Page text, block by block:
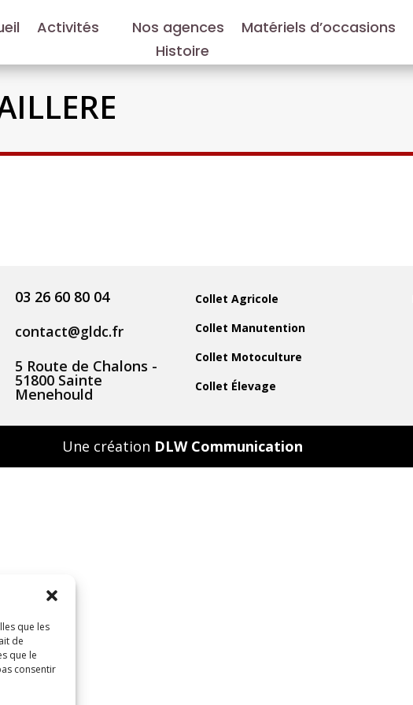
que les
de
que le
consentir
Activités Nos agences
Matériels d’occasions
Histoire
03 26 60 80 04
contact@gldc.fr
5 Route de Chalons -
51800 Sainte
Menehould
Collet Agricole
Collet Manutention
Collet Motoculture
Collet Élevage
Une création DLW Communication